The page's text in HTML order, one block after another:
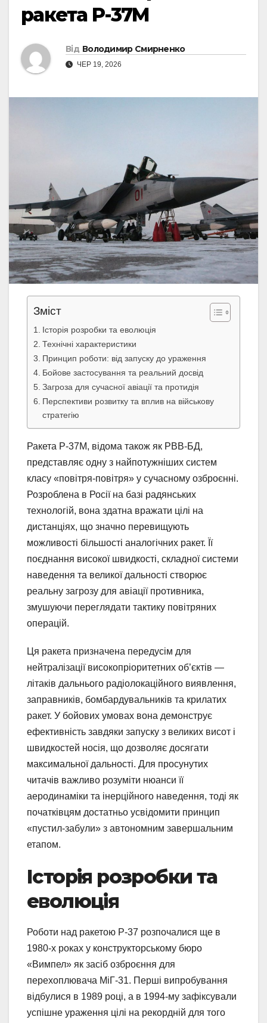
ракета Р-37М
Від Володимир Смирненко
ЧЕР 19, 2026
Зміст
Історія розробки та еволюція
Технічні характеристики
Принцип роботи: від запуску до ураження
Бойове застосування та реальний досвід
Загроза для сучасної авіації та протидія
Перспективи розвитку та вплив на військову
стратегію
Ракета Р-37М, відома також як РВВ-БД,
представляє одну з найпотужніших систем
класу «повітря-повітря» у сучасному озброєнні.
Розроблена в Росії на базі радянських
технологій, вона здатна вражати цілі на
дистанціях, що значно перевищують
можливості більшості аналогічних ракет. Її
поєднання високої швидкості, складної системи
наведення та великої дальності створює
реальну загрозу для авіації противника,
змушуючи переглядати тактику повітряних
операцій.
Ця ракета призначена передусім для
нейтралізації високопріоритетних об’єктів —
літаків дальнього радіолокаційного виявлення,
заправників, бомбардувальників та крилатих
ракет. У бойових умовах вона демонструє
ефективність завдяки запуску з великих висот і
швидкостей носія, що дозволяє досягати
максимальної дальності. Для просунутих
читачів важливо розуміти нюанси її
аеродинаміки та інерційного наведення, тоді як
початківцям достатньо усвідомити принцип
«пустил-забули» з автономним завершальним
етапом.
Історія розробки та
еволюція
Роботи над ракетою Р-37 розпочалися ще в
1980-х роках у конструкторському бюро
«Вимпел» як засіб озброєння для
перехоплювача МіГ-31. Перші випробування
відбулися в 1989 році, а в 1994-му зафіксували
успішне ураження цілі на рекордній для того